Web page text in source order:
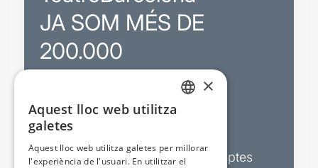
JA SOM MÉS DE
200.000
Sortejos exclusius
Butlletins d’actualitat i descomptes
×
Aquest lloc web utilitza
galetes
Aquest lloc web utilitza galetes per millorar
l'experiència de l'usuari. En utilitzar el